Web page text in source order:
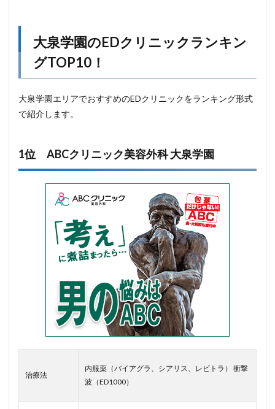
大泉学園のEDクリニックランキン
グTOP10！
大泉学園エリアでおすすめのEDクリニックをランキング形式
で紹介します。
1位 ABCクリニック美容外科 大泉学園
治療法
内服薬（バイアグラ、シアリス、レビトラ） 衝撃
波（ED1000）